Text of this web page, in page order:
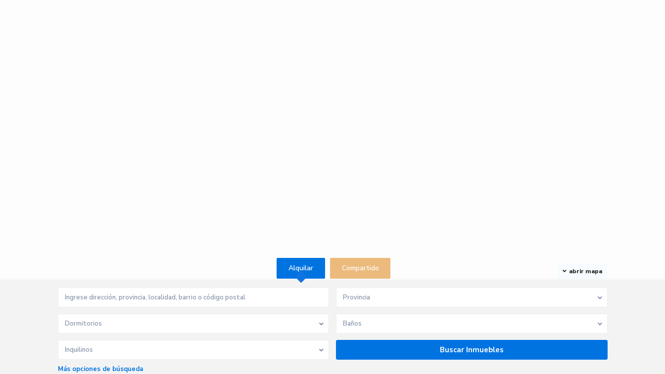
abrir mapa
Alquilar Compartido
Provincia
Dormitorios Baños
Inquilinos
Más opciones de búsqueda